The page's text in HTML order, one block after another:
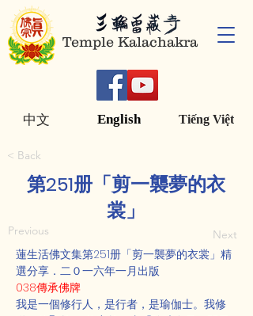
Temple Kalachakra
English Tiếng Việt
中文
< Back
第251册「剪一襲夢的衣
裳」
Previous Next
蓮生活佛文集第251册「剪一襲夢的衣裳」精
選分享．二０一六年一月出版
038傳承佛牌
我是一個修行人，是行者，是瑜伽士。我修